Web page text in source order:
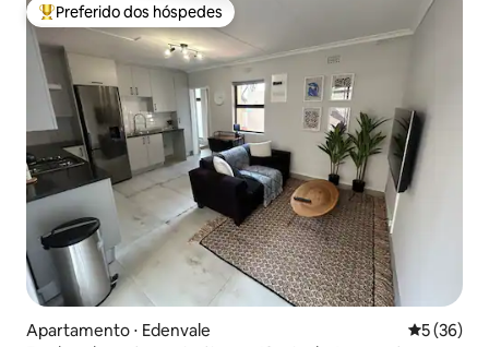
Entre os melhores preferidos dos hóspedes
Preferido dos hóspedes
Apartamento ⋅ Edenvale 5 de uma
5 (36)